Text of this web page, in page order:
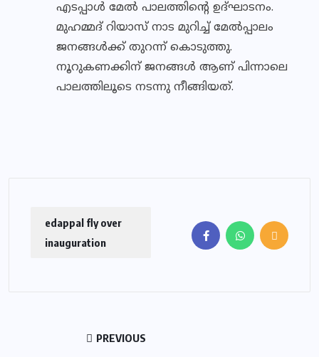
എടപ്പാൾ മേൽ പാലത്തിൻ്റെ ഉദ്ഘാടനം.
മുഹമ്മദ് റിയാസ് നാട മുറിച്ച് മേൽപ്പാലം
ജനങ്ങൾക്ക് തുറന്ന് കൊടുത്തു.
നൂറുകണക്കിന് ജനങ്ങൾ ആണ് പിന്നാലെ
പാലത്തിലൂടെ നടന്നു നീങ്ങിയത്.
edappal fly over
inauguration
PREVIOUS